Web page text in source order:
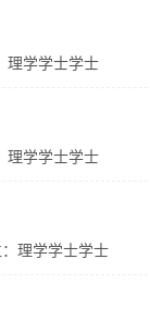
理学学士学士
理学学士学士
理学学士学士